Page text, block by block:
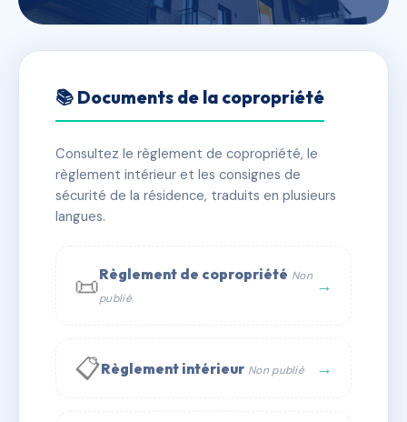
LES TILLEULS
✓ Immatriculée 🏠 8 lots 🏗 2 bâtiment(s)
📞 Contacter Syndic Digital
📚 Documents de la copropriété
Consultez le règlement de copropriété, le
règlement intérieur et les consignes de
sécurité de la résidence, traduits en plusieurs
langues.
📜Règlement de copropriété Non
publié
→
📋Règlement intérieur Non publié →